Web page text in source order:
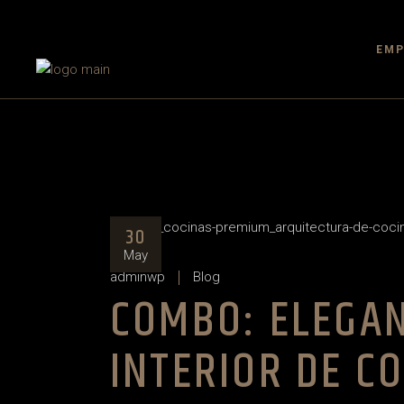
30
May
adminwp
Blog
COMBO:
INTERIOR DE